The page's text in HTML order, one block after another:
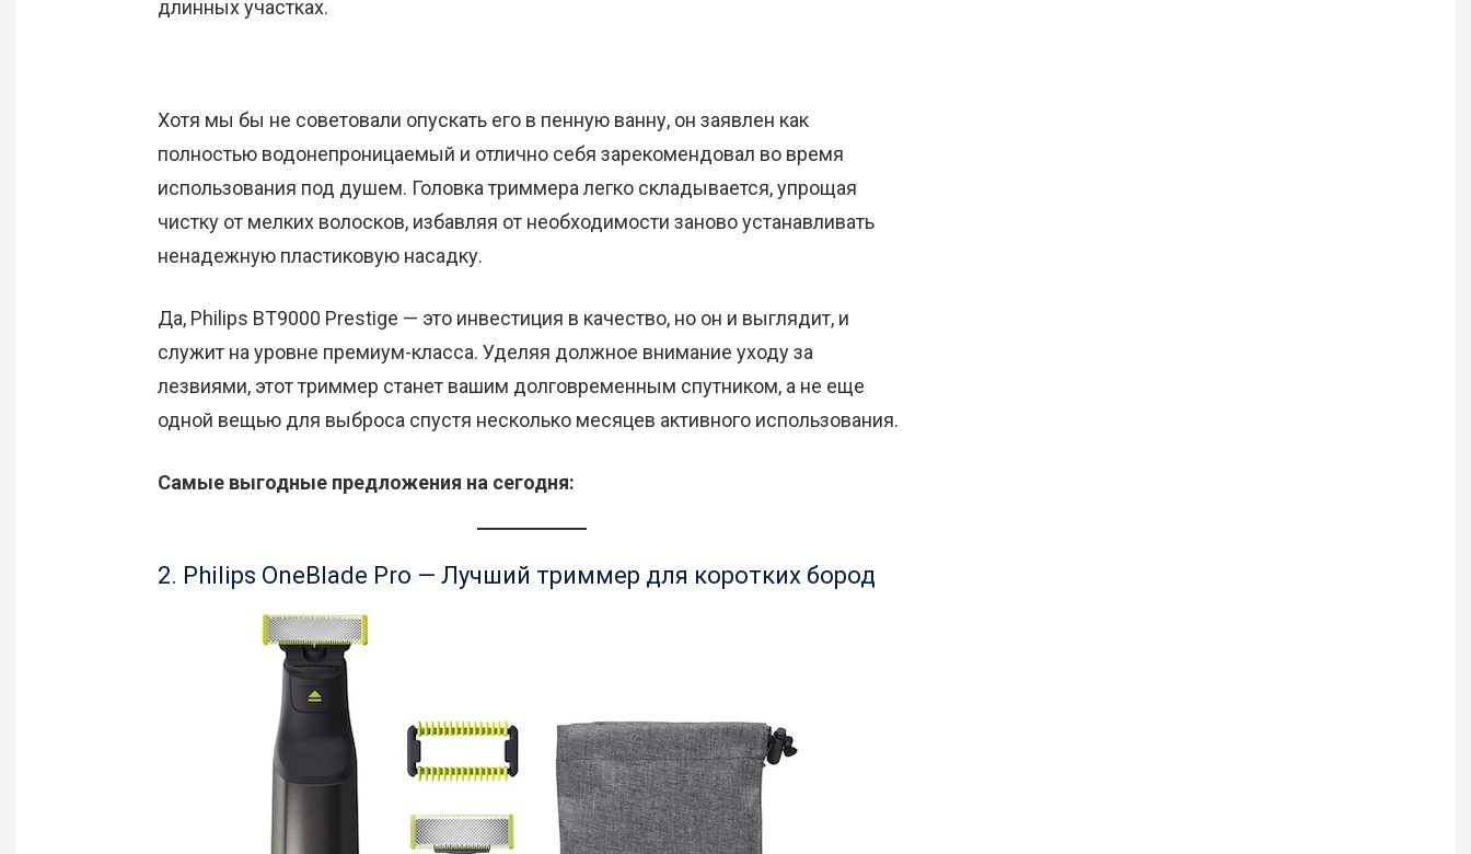
длинных участках.
Хотя мы бы не советовали опускать его в пенную ванну, он заявлен как
полностью водонепроницаемый и отлично себя зарекомендовал во время
использования под душем. Головка триммера легко складывается, упрощая
чистку от мелких волосков, избавляя от необходимости заново устанавливать
ненадежную пластиковую насадку.
Да, Philips BT9000 Prestige — это инвестиция в качество, но он и выглядит, и
служит на уровне премиум-класса. Уделяя должное внимание уходу за
лезвиями, этот триммер станет вашим долговременным спутником, а не еще
одной вещью для выброса спустя несколько месяцев активного использования.
Самые выгодные предложения на сегодня:
2. Philips OneBlade Pro — Лучший триммер для коротких бород